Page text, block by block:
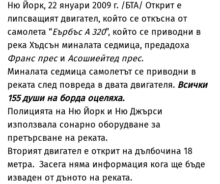
Ню Йорк, 22 януари 2009 г. /БТА/ Открит е
липсващият двигател, който се откъсна от
самолета “Еърбъс А 320”, който се приводни в
река Хъдсън миналата седмица, предадоха
Франс прес и Асошиейтед прес.
Миналата седмица самолетът се приводни в
реката след повреда в двата двигателя. Всички
155 души на борда оцеляха.
Полицията на Ню Йорк и Ню Джърси
използвала сонарно оборудване за
претърсване на реката.
Вторият двигател е открит на дълбочина 18
метра. Засега няма информация кога ще бъде
изваден от дъното на реката.